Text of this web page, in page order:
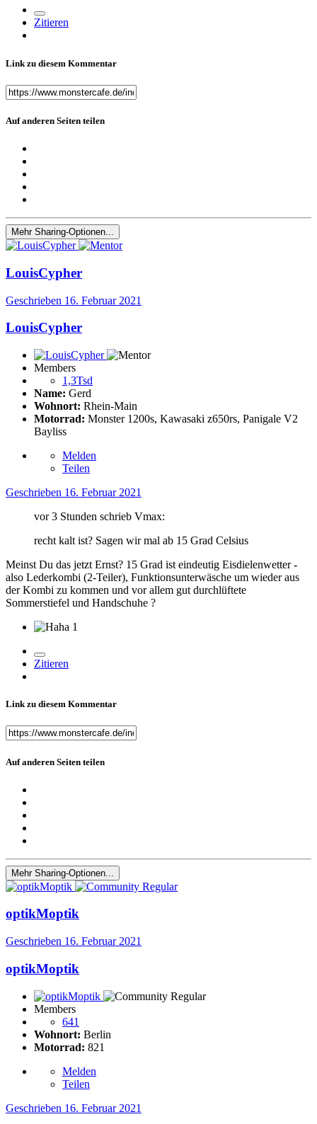
Zitieren
Link zu diesem Kommentar
Auf anderen Seiten teilen
Mehr Sharing-Optionen...
LouisCypher
Geschrieben 16. Februar 2021
LouisCypher
Members
1,3Tsd
Name: Gerd
Wohnort: Rhein-Main
Motorrad: Monster 1200s, Kawasaki z650rs, Panigale V2
Bayliss
Melden
Teilen
Geschrieben 16. Februar 2021
vor 3 Stunden schrieb Vmax:
recht kalt ist? Sagen wir mal ab 15 Grad Celsius
Meinst Du das jetzt Ernst? 15 Grad ist eindeutig Eisdielenwetter -
also Lederkombi (2-Teiler), Funktionsunterwäsche um wieder aus
der Kombi zu kommen und vor allem gut durchlüftete
Sommerstiefel und Handschuhe ?
1
Zitieren
Link zu diesem Kommentar
Auf anderen Seiten teilen
Mehr Sharing-Optionen...
optikMoptik
Geschrieben 16. Februar 2021
optikMoptik
Members
641
Wohnort: Berlin
Motorrad: 821
Melden
Teilen
Geschrieben 16. Februar 2021